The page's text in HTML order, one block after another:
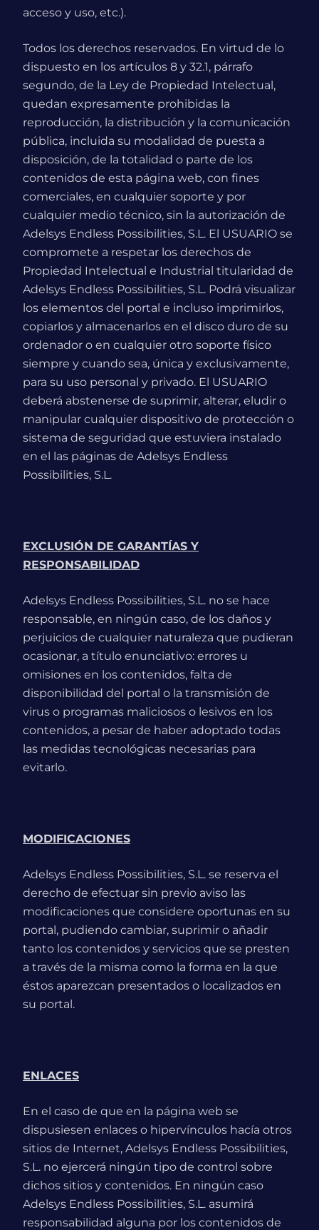
acceso y uso, etc.).
Todos los derechos reservados. En virtud de lo
dispuesto en los artículos 8 y 32.1, párrafo
segundo, de la Ley de Propiedad Intelectual,
quedan expresamente prohibidas la
reproducción, la distribución y la comunicación
pública, incluida su modalidad de puesta a
disposición, de la totalidad o parte de los
contenidos de esta página web, con fines
comerciales, en cualquier soporte y por
cualquier medio técnico, sin la autorización de
Adelsys Endless Possibilities, S.L. El USUARIO se
compromete a respetar los derechos de
Propiedad Intelectual e Industrial titularidad de
Adelsys Endless Possibilities, S.L. Podrá visualizar
los elementos del portal e incluso imprimirlos,
copiarlos y almacenarlos en el disco duro de su
ordenador o en cualquier otro soporte físico
siempre y cuando sea, única y exclusivamente,
para su uso personal y privado. El USUARIO
deberá abstenerse de suprimir, alterar, eludir o
manipular cualquier dispositivo de protección o
sistema de seguridad que estuviera instalado
en el las páginas de Adelsys Endless
Possibilities, S.L.
EXCLUSIÓN DE GARANTÍAS Y
RESPONSABILIDAD
Adelsys Endless Possibilities, S.L. no se hace
responsable, en ningún caso, de los daños y
perjuicios de cualquier naturaleza que pudieran
ocasionar, a título enunciativo: errores u
omisiones en los contenidos, falta de
disponibilidad del portal o la transmisión de
virus o programas maliciosos o lesivos en los
contenidos, a pesar de haber adoptado todas
las medidas tecnológicas necesarias para
evitarlo.
MODIFICACIONES
Adelsys Endless Possibilities, S.L. se reserva el
derecho de efectuar sin previo aviso las
modificaciones que considere oportunas en su
portal, pudiendo cambiar, suprimir o añadir
tanto los contenidos y servicios que se presten
a través de la misma como la forma en la que
éstos aparezcan presentados o localizados en
su portal.
ENLACES
En el caso de que en la página web se
dispusiesen enlaces o hipervínculos hacía otros
sitios de Internet, Adelsys Endless Possibilities,
S.L. no ejercerá ningún tipo de control sobre
dichos sitios y contenidos. En ningún caso
Adelsys Endless Possibilities, S.L. asumirá
responsabilidad alguna por los contenidos de